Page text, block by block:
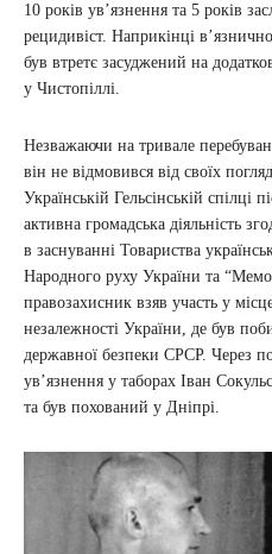
10 років ув’язнення та 5 років
рецидивіст. Наприкінці
був втретє засуджений на
у Чистопіллі.
Незважаючи на тривале
він не відмовився від своїх
Українській Гельсінській спілці
активна громадська діяльність
в заснуванні Товариства
Народного руху України та
правозахисник взяв участь у
незалежності України, де був
державної безпеки СРСР. Через
ув’язнення у таборах Іван
та був похований у Дніпрі.